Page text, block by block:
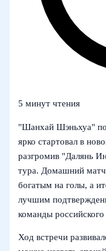
5 минут чтения
"Шанхай Шэньхуа"
ярко стартовал в
разгромив "Далянь
тура. Домашний
богатым на голы, а
лучшим
команды российского
Ход встречи